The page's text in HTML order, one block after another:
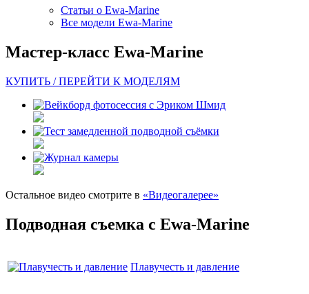
Статьи о Ewa-Marine
Все модели Ewa-Marine
Мастер-класс Ewa-Marine
КУПИТЬ / ПЕРЕЙТИ К МОДЕЛЯМ
Остальное видео смотрите в «Видеогалерее»
Подводная съемка с Ewa-Marine
Плавучесть и давление